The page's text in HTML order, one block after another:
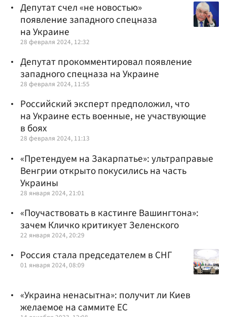
Депутат счел «не новостью»
появление западного спецназа
на Украине
28 февраля 2024, 12:32
Депутат прокомментировал появление
западного спецназа на Украине
28 февраля 2024, 11:55
Российский эксперт предположил, что
на Украине есть военные, не участвующие
в боях
28 февраля 2024, 11:13
«Претендуем на Закарпатье»: ультраправые
Венгрии открыто покусились на часть
Украины
28 января 2024, 21:01
«Поучаствовать в кастинге Вашингтона»:
зачем Кличко критикует Зеленского
22 января 2024, 20:29
Россия стала председателем в СНГ
01 января 2024, 08:09
«Украина ненасытна»: получит ли Киев
желаемое на саммите ЕС